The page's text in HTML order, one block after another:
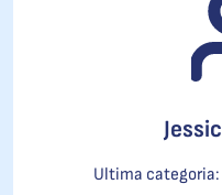
Ultima categoria: